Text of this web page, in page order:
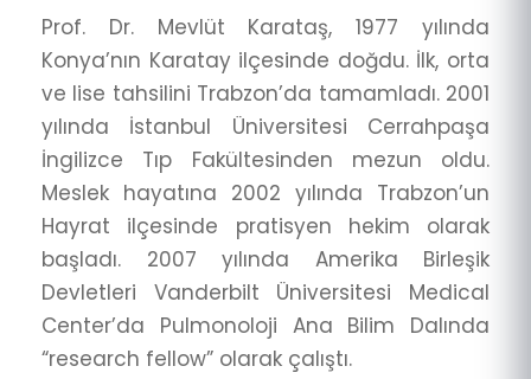
Prof. Dr. Mevlüt Karataş, 1977 yılında
Konya’nın Karatay ilçesinde doğdu. İlk, orta
ve lise tahsilini Trabzon’da tamamladı. 2001
yılında İstanbul Üniversitesi Cerrahpaşa
İngilizce Tıp Fakültesinden mezun oldu.
Meslek hayatına 2002 yılında Trabzon’un
Hayrat ilçesinde pratisyen hekim olarak
başladı. 2007 yılında Amerika Birleşik
Devletleri Vanderbilt Üniversitesi Medical
Center’da Pulmonoloji Ana Bilim Dalında
“research fellow” olarak çalıştı.